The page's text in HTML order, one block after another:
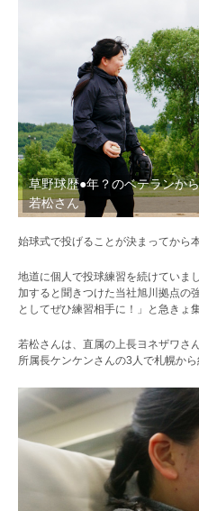
草野球歴●年？のベテランか
若松さん
始球式で投げることが決まってから
地道に個人で投球練習を続けていま
加すると聞きつけた当社旭川拠点の
としてぜひ練習相手に！」と急きょ
若松さんは、直属の上長ヨネザワさ
所属長ケンケンさんの3人で札幌か